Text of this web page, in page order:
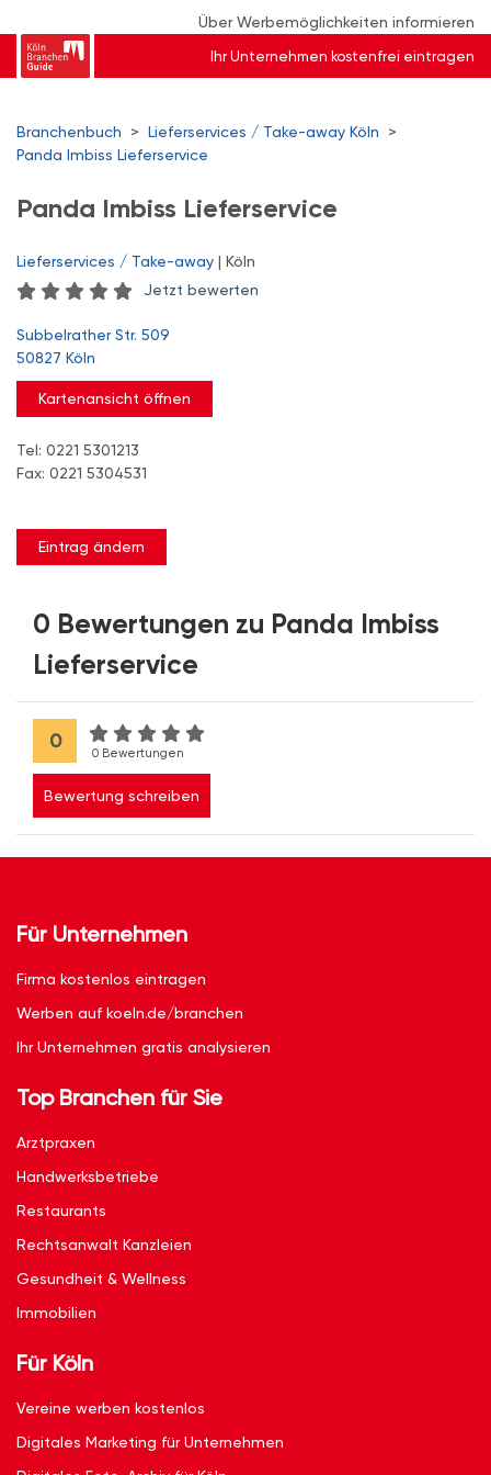
Über Werbemöglichkeiten informieren
Ihr Unternehmen kostenfrei eintragen
Branchenbuch > Lieferservices / Take-away Köln
>
Panda Imbiss Lieferservice
Panda Imbiss Lieferservice
Lieferservices / Take-away | Köln
Jetzt bewerten
Subbelrather Str. 509
50827 Köln
Kartenansicht öffnen
Tel: 0221 5301213
Fax: 0221 5304531
Eintrag ändern
0 Bewertungen zu Panda Imbiss
Lieferservice
0
0 Bewertungen
Bewertung schreiben
Für Unternehmen
Firma kostenlos eintragen
Werben auf koeln.de/branchen
Ihr Unternehmen gratis analysieren
Top Branchen für Sie
Arztpraxen
Handwerksbetriebe
Restaurants
Rechtsanwalt Kanzleien
Gesundheit & Wellness
Immobilien
Für Köln
Vereine werben kostenlos
Digitales Marketing für Unternehmen